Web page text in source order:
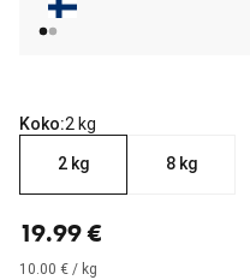
Koko:2 kg
2 kg 8 kg
19.99 €
10.00 € / kg